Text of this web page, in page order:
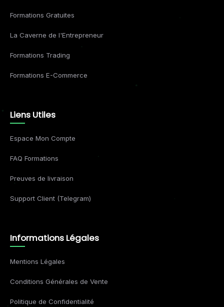
Formations Gratuites
La Caverne de l'Entrepreneur
Formations Trading
Formations E-Commerce
Liens Utiles
Espace Mon Compte
FAQ Formations
Preuves de livraison
Support Client (Telegram)
Informations Légales
Mentions Légales
Conditions Générales de Vente
Politique de Confidentialité